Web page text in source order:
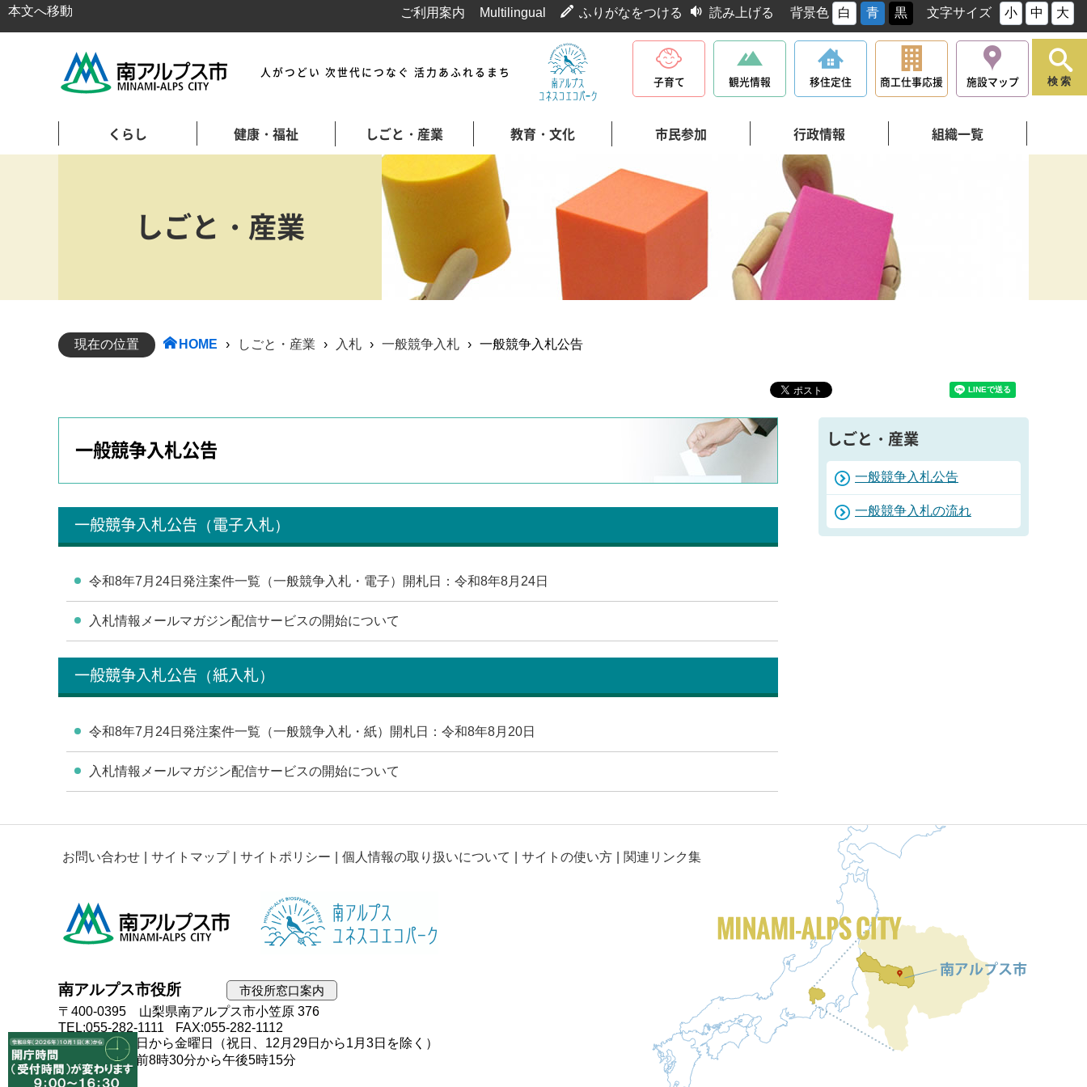
本文へ移動 ご利用案内 Multilingual ふりがなをつける 読み上げる 背景色 白 青 黒 文字サイズ 小 中 大
人がつどい 次世代につなぐ 活力あふれるまち
子育て 観光情報 移住定住 商工仕事応援 施設マップ
くらし 健康・福祉 しごと・産業 教育・文化 市民参加 行政情報 組織一覧
検索
しごと・産業
現在の位置 HOME › しごと・産業 › 入札 › 一般競争入札 › 一般競争入札公告
一般競争入札公告
一般競争入札公告（電子入札）
令和8年7月24日発注案件一覧（一般競争入札・電子）開札日：令和8年8月24日
入札情報メールマガジン配信サービスの開始について
一般競争入札公告（紙入札）
令和8年7月24日発注案件一覧（一般競争入札・紙）開札日：令和8年8月20日
入札情報メールマガジン配信サービスの開始について
しごと・産業
一般競争入札公告
一般競争入札の流れ
お問い合わせ サイトマップ サイトポリシー 個人情報の取り扱いについて サイトの使い方 関連リンク集
南アルプス市役所
市役所窓口案内
〒400-0395 山梨県南アルプス市小笠原 376
TEL:055-282-1111
FAX:055-282-1112
開庁日：月曜日から金曜日（祝日、12月29日から1月3日を除く）
開庁時間：午前8時30分から午後5時15分